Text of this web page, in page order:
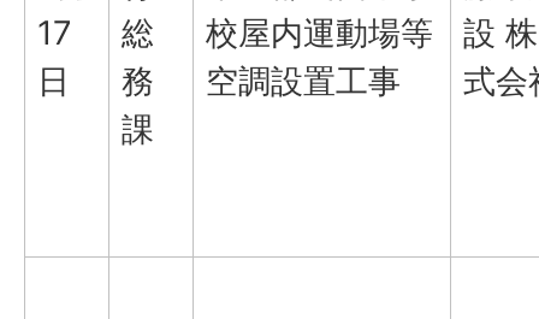
17
日
総
務
課
校屋内運動場等
空調設置工事
設 株
式会